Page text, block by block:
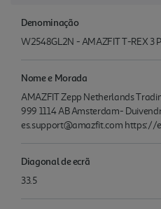
Denominação
W2548GL2N - AMAZFIT T-REX 3
Nome e Morada
AMAZFIT Zepp Netherlands
999 1114 AB Amsterdam-
es.support@amazfit.com https://
Diagonal de ecrã
33.5